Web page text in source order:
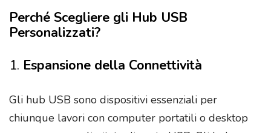
Perché Scegliere gli Hub USB
Personalizzati?
1. Espansione della Connettività
Gli hub USB sono dispositivi essenziali per
chiunque lavori con computer portatili o desktop